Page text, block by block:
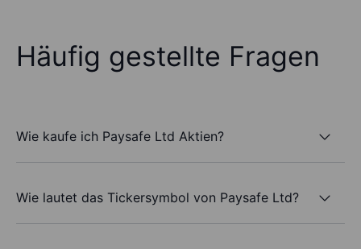
Häufig gestellte Fragen
Wie kaufe ich Paysafe Ltd Aktien?
Wie lautet das Tickersymbol von Paysafe Ltd?